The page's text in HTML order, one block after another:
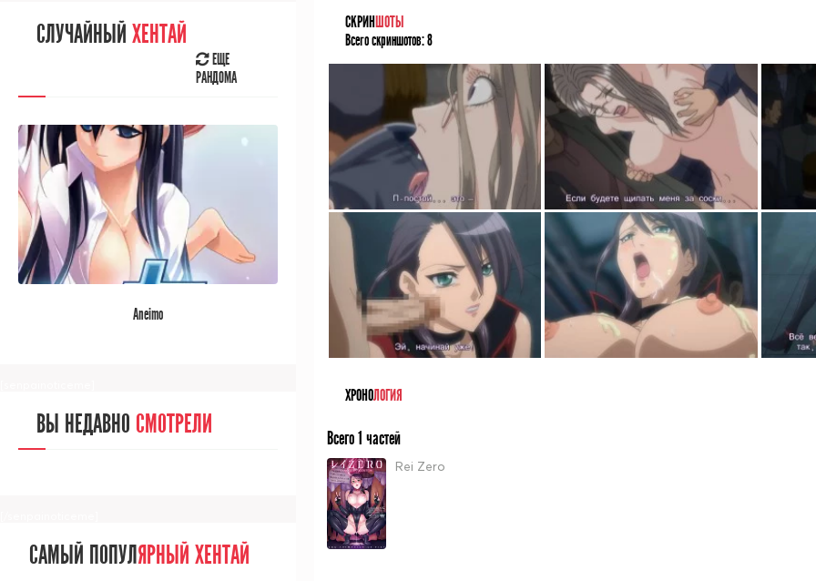
СКРИНШОТЫ
Всего скриншотов:8
ХРОНОЛОГИЯ
Всего 1 частей
Rei Zero
СЛУЧАЙНОЕ АНИМЕ
РАНДОМА
ВЫ НЕДАВНОСМОТРЕЛИ
[/senpainoticeme]
САМЫЙ ПОПУЛЯРНЫЙ АНИМЕ
СЛУЧАЙНЫЙ ХЕНТАЙ
ЕЩЕ
РАНДОМА
Aneimo
ВЫ НЕДАВНО СМОТРЕЛИ
САМЫЙ ПОПУЛЯРНЫЙ ХЕНТАЙ